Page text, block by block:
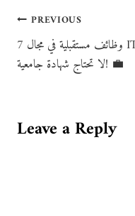
Post
navigation
PREVIOUS
7 وظائف مستقبلية في مجال IT
لا تحتاج شهادة جامعية! 💼
Leave a Reply